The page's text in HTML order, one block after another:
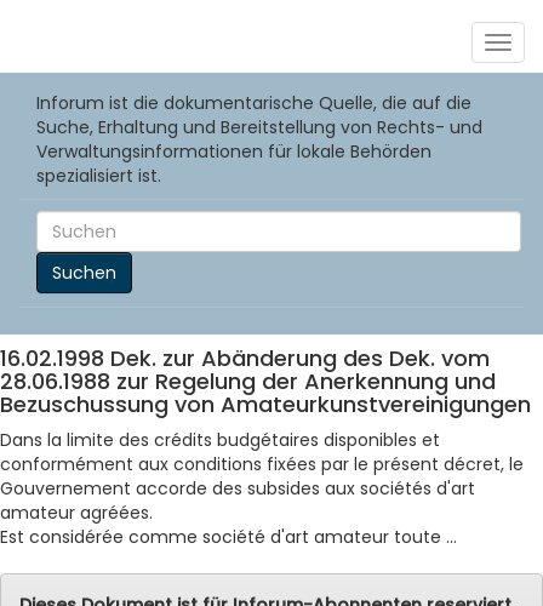
Inforum ist die dokumentarische Quelle, die auf die
Suche, Erhaltung und Bereitstellung von Rechts- und
Verwaltungsinformationen für lokale Behörden
spezialisiert ist.
Suchen
16.02.1998 Dek. zur Abänderung des Dek. vom
28.06.1988 zur Regelung der Anerkennung und
Bezuschussung von Amateurkunstvereinigungen
Dans la limite des crédits budgétaires disponibles et
conformément aux conditions fixées par le présent décret, le
Gouvernement accorde des subsides aux sociétés d'art
amateur agréées.
Est considérée comme société d'art amateur toute ...